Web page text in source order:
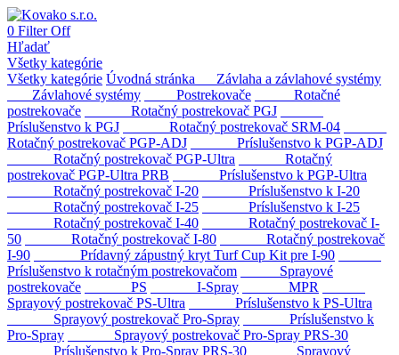
0 Filter Off
Hľadať
Všetky kategórie
Všetky kategórie Úvodná stránka
Závlaha a závlahové systémy
Závlahové systémy
Postrekovače
Rotačné
postrekovače
Rotačný postrekovač PGJ
Príslušenstvo k PGJ
Rotačný postrekovač SRM-04
Rotačný postrekovač PGP-ADJ
Príslušenstvo k PGP-ADJ
Rotačný postrekovač PGP-Ultra
Rotačný
postrekovač PGP-Ultra PRB
Príslušenstvo k PGP-Ultra
Rotačný postrekovač I-20
Príslušenstvo k I-20
Rotačný postrekovač I-25
Príslušenstvo k I-25
Rotačný postrekovač I-40
Rotačný postrekovač I-
50
Rotačný postrekovač I-80
Rotačný postrekovač
I-90
Prídavný zápustný kryt Turf Cup Kit pre I-90
Príslušenstvo k rotačným postrekovačom
Sprayové
postrekovače
PS I-Spray
MPR
Sprayový postrekovač PS-Ultra
Príslušenstvo k PS-Ultra
Sprayový postrekovač Pro-Spray
Príslušenstvo k
Pro-Spray
Sprayový postrekovač Pro-Spray PRS-30
Príslušenstvo k Pro-Spray PRS-30
Sprayový